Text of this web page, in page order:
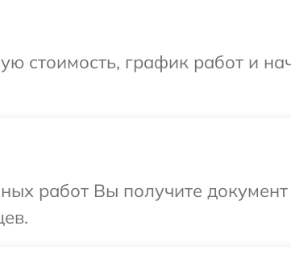
стоимость, график работ и
работ Вы получите